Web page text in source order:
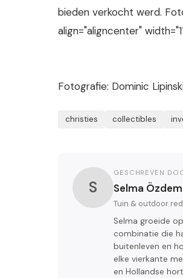
bieden verkocht werd.
align="aligncenter"
Fotografie: Dominic
christies collectibles
S
GESCHREVEN
Selma
Tuin & outdoor
Selma groeide
combinatie die
buitenleven en
elke vierkante
en Hollandse